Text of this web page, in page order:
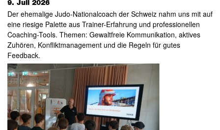
9. Juli 2026
Der ehemalige Judo-Nationalcoach der Schweiz nahm uns mit auf
eine riesige Palette aus Trainer-Erfahrung und professionellen
Coaching-Tools. Themen: Gewaltfreie Kommunikation, aktives
Zuhören, Konfliktmanagement und die Regeln für gutes
Feedback.